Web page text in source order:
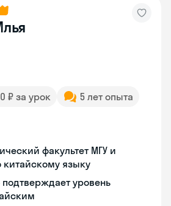
₽ за урок 5 лет опыта
факультет МГУ и
языку
подтверждает уровень